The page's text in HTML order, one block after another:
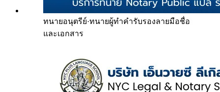
ทนายอนุตรีย์·ทนายผู้ทำคำรับรองลายมือชื่อ
และเอกสาร